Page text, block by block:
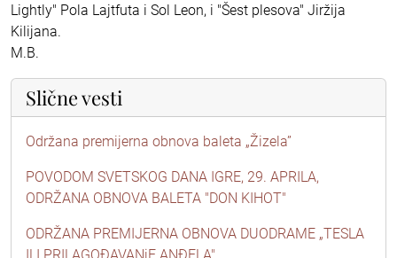
Lightly" Pola Lajtfuta i Sol Leon, i "Šest plesova" Jiržija
Kilijana.
M.B.
Slične vesti
Održana premijerna obnova baleta „Žizela”
POVODOM SVETSKOG DANA IGRE, 29. APRILA,
ODRŽANA OBNOVA BALETA "DON KIHOT"
ODRŽANA PREMIJERNA OBNOVA DUODRAME „TESLA
ILI PRILAGOĐAVANjE ANĐELA"